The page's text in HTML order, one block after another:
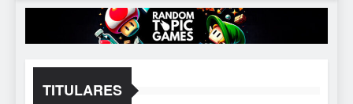
Games
TITULARES